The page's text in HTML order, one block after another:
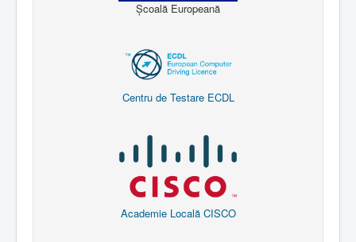
Școală Europeană
Centru de Testare ECDL
Academie Locală CISCO